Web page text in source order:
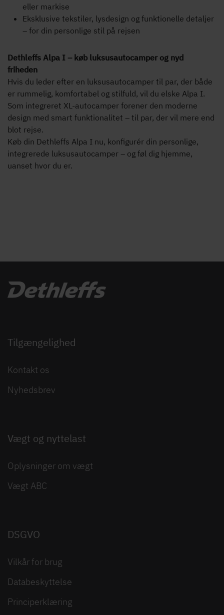
eller markise
Eksklusive tekstiler, lysdesign og funktionelle detaljer
– for din personlige stil på rejsen
Dethleffs Alpa I – køb luksusautocamper og nyd
friheden
Hvis du leder efter en luksusautocamper til par, der både
er rummelig, komfortabel og stilfuld, vil du elske Alpa I.
Som integreret XL-autocamper forener den moderne
design med smart funktionalitet – til par, der vil mere end
blot rejse.
Køb din Dethleffs Alpa I nu, konfigurér din personlige,
integrerede luksusautocamper – og føl dig hjemme,
uanset hvor du er.
Tilgængelighed
Kontakt os
Nyhedsbrev
Vægt og nyttelast
Oplysninger om vægt
Vægt ABC
DSGVO
Vilkår for brug
Databeskyttelse
Principerklæring